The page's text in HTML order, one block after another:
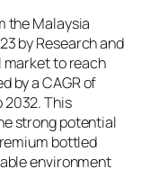
the Malaysia
by Research and
to reach
by a CAGR of
2032. This
strong potential
bottled
environment